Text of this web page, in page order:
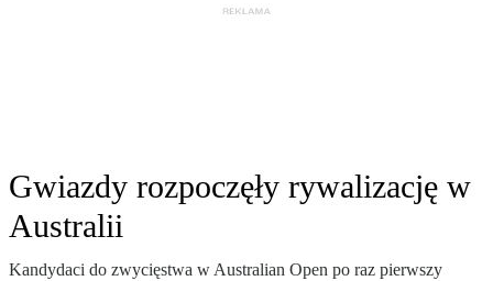
Gwiazdy rozpoczęły rywalizację w
Australii
Kandydaci do zwycięstwa w Australian Open po raz pierwszy